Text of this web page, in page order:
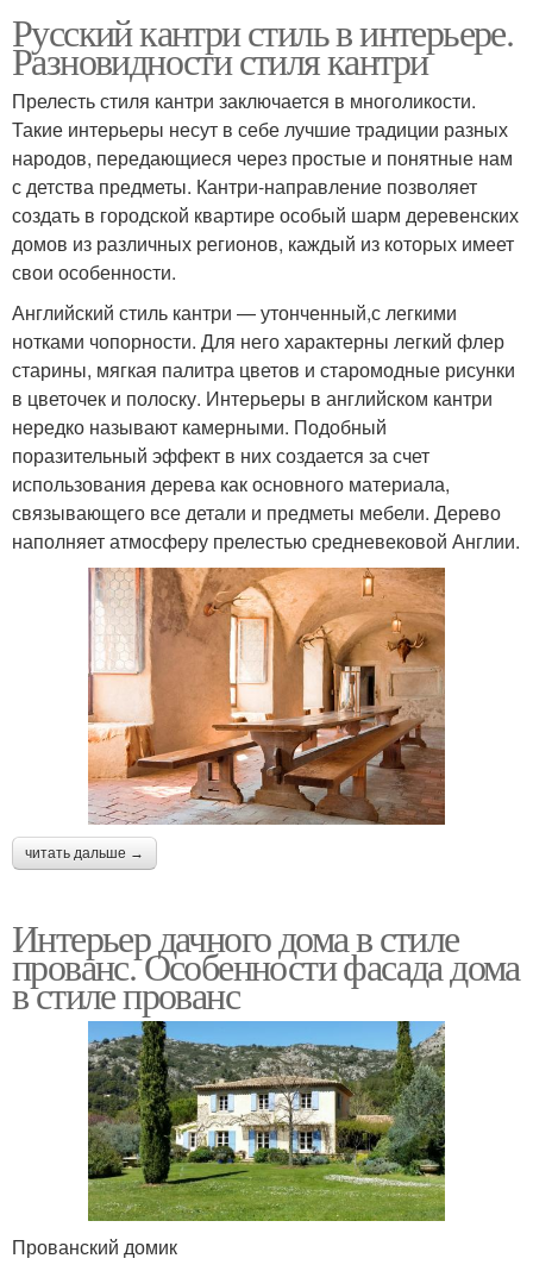
Русский кантри стиль в интерьере.
Разновидности стиля кантри
Прелесть стиля кантри заключается в многоликости.
Такие интерьеры несут в себе лучшие традиции разных
народов, передающиеся через простые и понятные нам
с детства предметы. Кантри-направление позволяет
создать в городской квартире особый шарм деревенских
домов из различных регионов, каждый из которых имеет
свои особенности.
Английский стиль кантри — утонченный,с легкими
нотками чопорности. Для него характерны легкий флер
старины, мягкая палитра цветов и старомодные рисунки
в цветочек и полоску. Интерьеры в английском кантри
нередко называют камерными. Подобный
поразительный эффект в них создается за счет
использования дерева как основного материала,
связывающего все детали и предметы мебели. Дерево
наполняет атмосферу прелестью средневековой Англии.
читать дальше →
Интерьер дачного дома в стиле
прованс. Особенности фасада дома
в стиле прованс
Прованский домик